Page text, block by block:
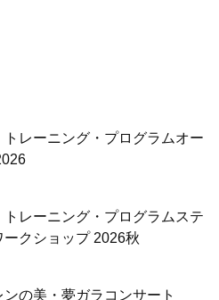
トレーニング・プログラムオー
トレーニング・プログラムステ
ークショップ 2026秋
の美・夢ガラコンサート